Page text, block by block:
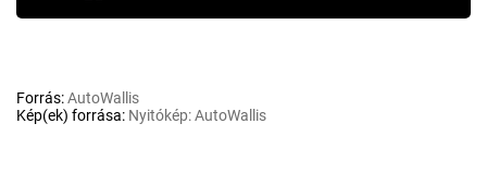
Forrás:AutoWallis
Kép(ek) forrása: Nyitókép: AutoWallis